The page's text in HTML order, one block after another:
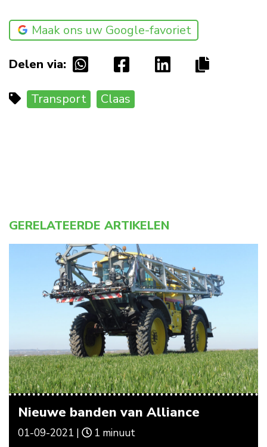
Maak ons uw Google-favoriet
Delen via:
Transport Claas
GERELATEERDE ARTIKELEN
Nieuwe banden van Alliance
01-09-2021 | 1 minuut